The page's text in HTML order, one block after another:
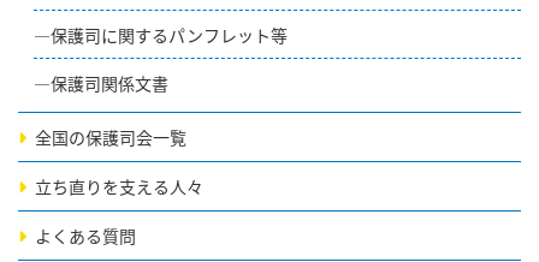
保護司に関するパンフレット等
保護司関係文書
全国の保護司会一覧
立ち直りを支える人々
よくある質問